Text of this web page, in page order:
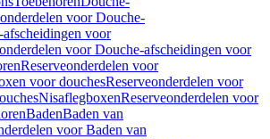
voor Douche-
voor
voor Douche-afscheidingen voor
Reserveonderdelen voor
voor douchesReserveonderdelen voor
NisaflegboxenReserveonderdelen voor
BadenBaden van
voor Baden van